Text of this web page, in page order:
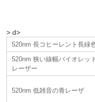
> d>
520nm 長コヒーレント長緑
520nm 狭い線幅バイオレッ
レーザー
520nm 低雑音の青レーザ